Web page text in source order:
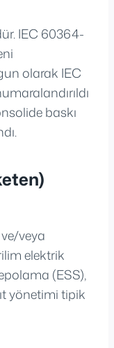
IEC 60364-
olarak IEC
baskı
veya
elektrik
(ESS),
yönetimi tipik